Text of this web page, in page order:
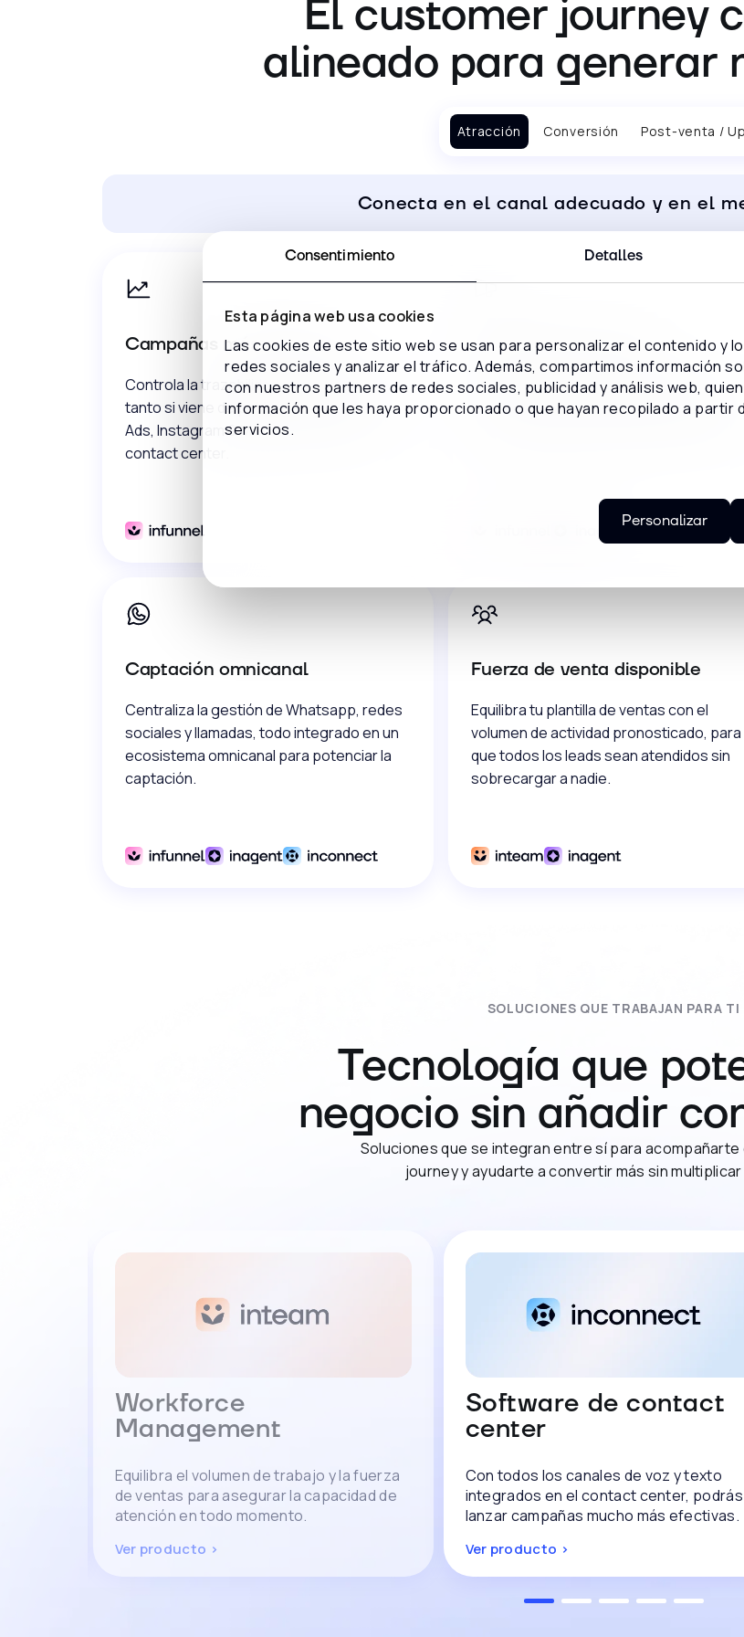
Consentimiento Detalles
Esta página web usa cookies
Las cookies de este sitio web se usan para personalizar el contenido y
redes sociales y analizar el tráfico. Además, compartimos información
con nuestros partners de redes sociales, publicidad y análisis web,
información que les haya proporcionado o que hayan recopilado a partir
servicios.
Personalizar
El customer journey
alineado para generar
Atracción Conversión Post-venta /
Conecta en el canal adecuado y en el
Campañas más rentables
Controla la trazabilidad completa del lead,
tanto si viene de publicidad digital (Google
Ads, Instagram & Meta Ads) como del
contact center.
Marketing automation
Activa workflows inteligentes que lanzan
mensajes, nutren leads y preparan cada
Captación omnicanal
Centraliza la gestión de Whatsapp, redes
sociales y llamadas, todo integrado en un
ecosistema omnicanal para potenciar la
captación.
Fuerza de venta disponible
Equilibra tu plantilla de ventas con el
volumen de actividad pronosticado, para
que todos los leads sean atendidos sin
sobrecargar a nadie.
SOLUCIONES QUE TRABAJAN PARA TI
Tecnología que
negocio sin añadir
Soluciones que se integran entre sí para acompañarte
journey y ayudarte a convertir más sin
Workforce
Management
Equilibra el volumen de trabajo y la fuerza
de ventas para asegurar la capacidad de
atención en todo momento.
Ver producto >
Software de contact
center
Con todos los canales de voz y texto
integrados en el contact center, podrás
lanzar campañas mucho más efectivas.
Ver producto >